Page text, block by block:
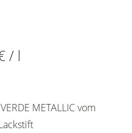
/ l
METALLIC vom